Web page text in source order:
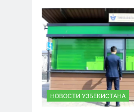
НОВОСТИ УЗБЕКИСТАНА